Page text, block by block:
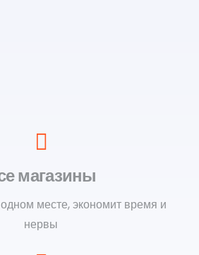
магазины
месте, экономит время и
нервы